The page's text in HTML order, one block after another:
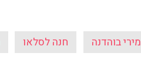
מירי בוהדנה חנה לסלאו